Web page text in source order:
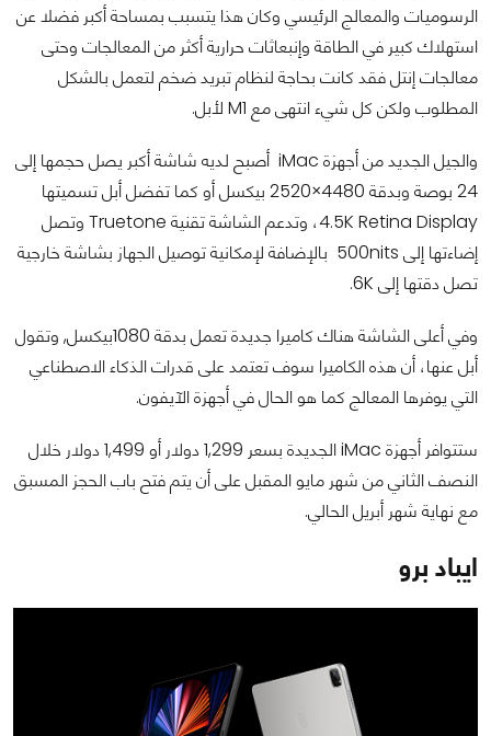
الرسوميات والمعالج الرئيسي وكان هذا يتسبب بمساحة أكبر فضلا عن
استهلاك كبير في الطاقة وإنبعاثات حرارية أكثر من المعالجات وحتى
معالجات إنتل فقد كانت بحاجة لنظام تبريد ضخم لتعمل بالشكل
المطلوب ولكن كل شيء انتهى مع M1 لأبل.
والجيل الجديد من أجهزة iMac أصبح لديه شاشة أكبر يصل حجمها إلى
24 بوصة وبدقة 4480×2520 بيكسل أو كما تفضل أبل تسميتها
4.5K Retina Display، وتدعم الشاشة تقنية Truetone وتصل
إضاءتها إلى 500nits بالإضافة لإمكانية توصيل الجهاز بشاشة خارجية
تصل دقتها إلى 6K.
وفي أعلى الشاشة هناك كاميرا جديدة تعمل بدقة 1080بيكسل, وتقول
أبل عنها، أن هذه الكاميرا سوف تعتمد على قدرات الذكاء الاصطناعي
التي يوفرها المعالج كما هو الحال في أجهزة الآيفون.
ستتوافر أجهزة iMac الجديدة بسعر 1,299 دولار أو 1,499 دولار خلال
النصف الثاني من شهر مايو المقبل على أن يتم فتح باب الحجز المسبق
مع نهاية شهر أبريل الحالي.
ايباد برو